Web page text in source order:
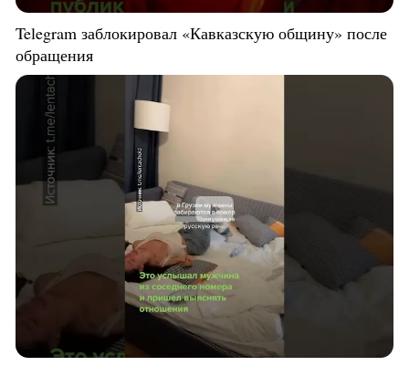
Telegram заблокировал «Кавказскую общину» после
обращения